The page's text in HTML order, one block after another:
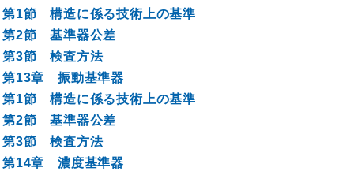
第1節 構造に係る技術上の基準
第2節 基準器公差
第3節 検査方法
第13章 振動基準器
第1節 構造に係る技術上の基準
第2節 基準器公差
第3節 検査方法
第14章 濃度基準器